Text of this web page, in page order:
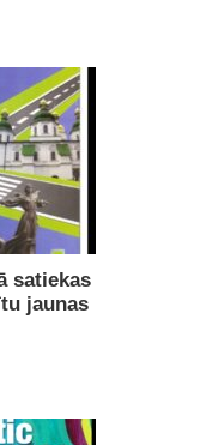
satiekas
jaunas